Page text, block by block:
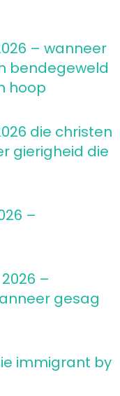
– wanneer
bendegeweld
hoop
die christen
gierigheid die
–
–
gesag
immigrant by